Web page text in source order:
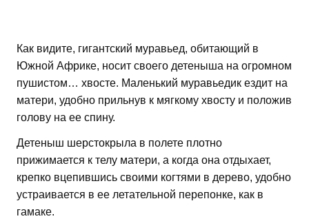
Как видите, гигантский муравьед, обитающий в
Южной Африке, носит своего детеныша на огромном
пушистом… хвосте. Маленький муравьедик ездит на
матери, удобно прильнув к мягкому хвосту и положив
голову на ее спину.
Детеныш шерстокрыла в полете плотно
прижимается к телу матери, а когда она отдыхает,
крепко вцепившись своими когтями в дерево, удобно
устраивается в ее летательной перепонке, как в
гамаке.